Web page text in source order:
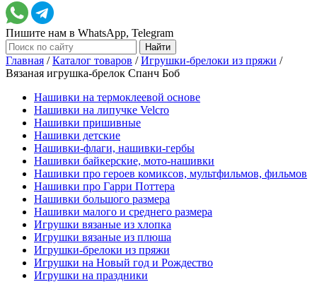
Пишите нам в WhatsApp, Telegram
Главная /Каталог товаров /Игрушки-брелоки из пряжи /
Вязаная игрушка-брелок Спанч Боб
Нашивки на термоклеевой основе
Нашивки на липучке Velcro
Нашивки пришивные
Нашивки детские
Нашивки-флаги, нашивки-гербы
Нашивки байкерские, мото-нашивки
Нашивки про героев комиксов, мультфильмов, фильмов
Нашивки про Гарри Поттера
Нашивки большого размера
Нашивки малого и среднего размера
Игрушки вязаные из хлопка
Игрушки вязаные из плюша
Игрушки-брелоки из пряжи
Игрушки на Новый год и Рождество
Игрушки на праздники